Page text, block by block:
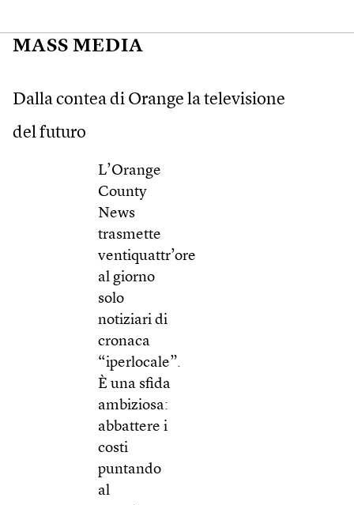
MASS MEDIA
Dalla contea di Orange la televisione
del futuro
L’Orange
County
News
trasmette
ventiquattr’ore
al giorno
solo
notiziari di
cronaca
“iperlocale”.
È una sfida
ambiziosa:
abbattere i
costi
puntando
al